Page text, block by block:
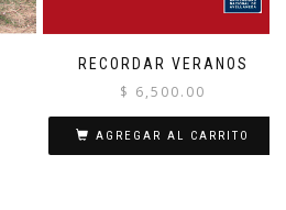
RECORDAR VERANOS
$ 6,500.00
AGREGAR AL CARRITO